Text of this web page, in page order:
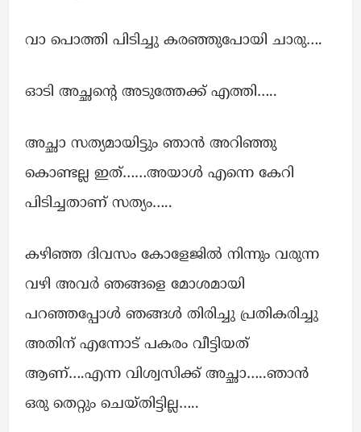
വാ പൊത്തി പിടിച്ചു കരഞ്ഞുപോയി ചാരു….
ഓടി അച്ഛന്റെ അടുത്തേക്ക് എത്തി…..
അച്ഛാ സത്യമായിട്ടും ഞാൻ അറിഞ്ഞു
കൊണ്ടല്ല ഇത്……അയാൾ എന്നെ കേറി
പിടിച്ചതാണ് സത്യം…..
കഴിഞ്ഞ ദിവസം കോളേജിൽ നിന്നും വരുന്ന
വഴി അവർ ഞങ്ങളെ മോശമായി
പറഞ്ഞപ്പോൾ ഞങ്ങൾ തിരിച്ചു പ്രതികരിച്ചു
അതിന് എന്നോട് പകരം വീട്ടിയത്
ആണ്….എന്ന വിശ്വസിക്ക്‌ അച്ഛാ…..ഞാൻ
ഒരു തെറ്റും ചെയ്തിട്ടില്ല…..